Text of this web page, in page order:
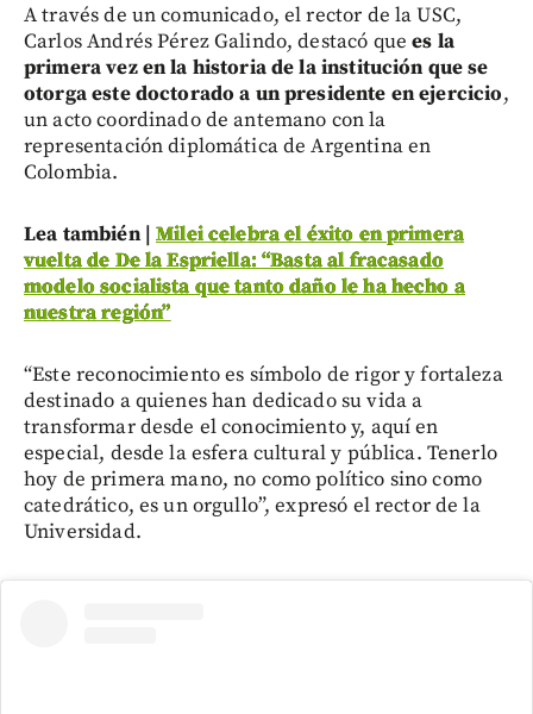
A través de un comunicado, el rector de la USC,
Carlos Andrés Pérez Galindo, destacó que es la
primera vez en la historia de la institución que se
otorga este doctorado a un presidente en ejercicio,
un acto coordinado de antemano con la
representación diplomática de Argentina en
Colombia.
Lea también |Milei celebra el éxito en primera
vuelta de De la Espriella: “Basta al fracasado
modelo socialista que tanto daño le ha hecho a
nuestra región”
“Este reconocimiento es símbolo de rigor y fortaleza
destinado a quienes han dedicado su vida a
transformar desde el conocimiento y, aquí en
especial, desde la esfera cultural y pública. Tenerlo
hoy de primera mano, no como político sino como
catedrático, es un orgullo”, expresó el rector de la
Universidad.